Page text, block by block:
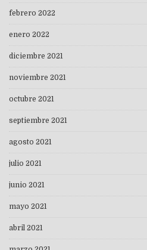
febrero 2022
enero 2022
diciembre 2021
noviembre 2021
octubre 2021
septiembre 2021
agosto 2021
julio 2021
junio 2021
mayo 2021
abril 2021